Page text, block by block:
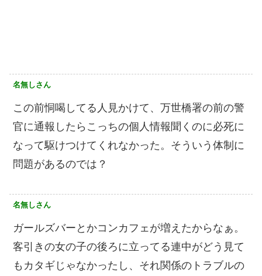
名無しさん
この前恫喝してる人見かけて、万世橋署の前の警
官に通報したらこっちの個人情報聞くのに必死に
なって駆けつけてくれなかった。そういう体制に
問題があるのでは？
名無しさん
ガールズバーとかコンカフェが増えたからなぁ。
客引きの女の子の後ろに立ってる連中がどう見て
もカタギじゃなかったし、それ関係のトラブルの